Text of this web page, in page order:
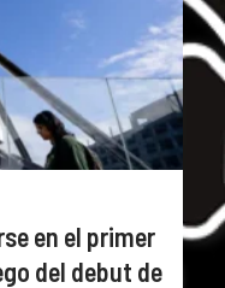
en el primer
del debut de